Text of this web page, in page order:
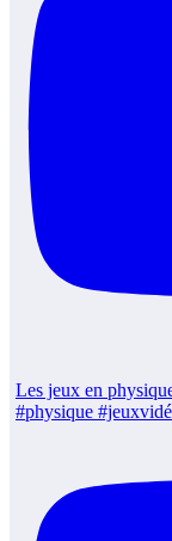
Les jeux en
#physique